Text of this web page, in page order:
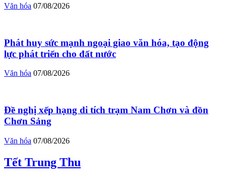
Văn hóa 07/08/2026
Phát huy sức mạnh ngoại giao văn hóa, tạo động
lực phát triển cho đất nước
Văn hóa 07/08/2026
Đề nghị xếp hạng di tích trạm Nam Chơn và đồn
Chơn Sảng
Văn hóa 07/08/2026
Tết Trung Thu